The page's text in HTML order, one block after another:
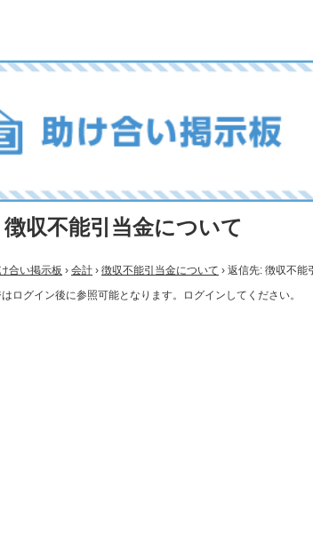
収不能引当金について
合い掲示板 › 会計 › 徴収不能引当金について › 返信先: 徴収不能
ログイン後に参照可能となります。ログインしてください。